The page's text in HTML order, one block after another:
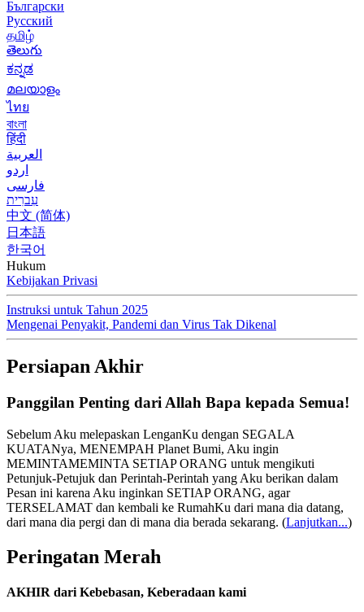
Български
Русский
தமிழ்
తెలుగు
ಕನ್ನಡ
മലയാളം
ไทย
বাংলা
हिंदी
العربية
اردو
فارسی
עִברִית
中文 (简体)
日本語
한국어
Hukum
Kebijakan Privasi
Instruksi untuk Tahun 2025
Mengenai Penyakit, Pandemi dan Virus Tak Dikenal
Persiapan Akhir
Panggilan Penting dari Allah Bapa kepada Semua!
Sebelum Aku melepaskan LenganKu dengan SEGALA
KUATANya, MENEMPAH Planet Bumi, Aku ingin
MEMINTAMEMINTA SETIAP ORANG untuk mengikuti
Petunjuk-Petujuk dan Perintah-Perintah yang Aku berikan dalam
Pesan ini karena Aku inginkan SETIAP ORANG, agar
TERSELAMAT dan kembali ke RumahKu dari mana dia datang,
dari mana dia pergi dan di mana dia berada sekarang. (Lanjutkan...)
Peringatan Merah
AKHIR dari Kebebasan, Keberadaan kami